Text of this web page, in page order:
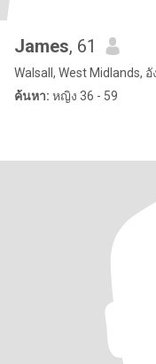
James, 61
Walsall, West Midlands,
ค้นหา: หญิง 36 - 59